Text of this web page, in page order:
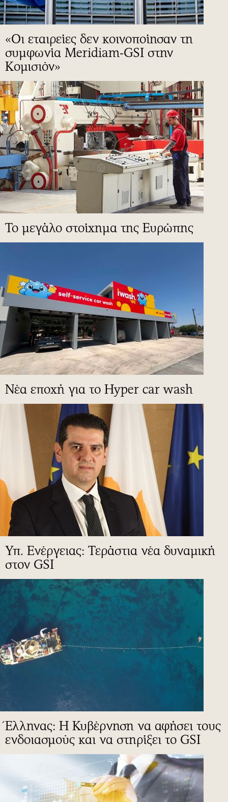
«Οι εταιρείες δεν κοινοποίησαν τη
συμφωνία Meridiam-GSI στην
Κομισιόν»
To μεγάλο στοίχημα της Ευρώπης
Νέα εποχή για το Hyper car wash
Υπ. Ενέργειας: Τεράστια νέα δυναμική
στον GSI
Έλληνας: Η Κυβέρνηση να αφήσει τους
ενδοιασμούς και να στηρίξει το GSI